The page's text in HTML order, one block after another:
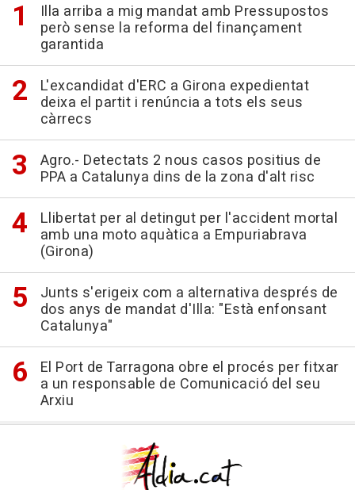
Illa arriba a mig mandat amb Pressupostos
però sense la reforma del finançament
garantida
L'excandidat d'ERC a Girona expedientat
deixa el partit i renúncia a tots els seus
càrrecs
Agro.- Detectats 2 nous casos positius de
PPA a Catalunya dins de la zona d'alt risc
Llibertat per al detingut per l'accident mortal
amb una moto aquàtica a Empuriabrava
(Girona)
Junts s'erigeix com a alternativa després de
dos anys de mandat d'Illa: "Està enfonsant
Catalunya"
El Port de Tarragona obre el procés per fitxar
a un responsable de Comunicació del seu
Arxiu